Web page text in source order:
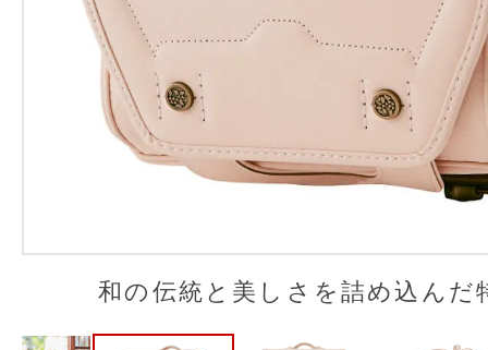
和の伝統と美しさを詰め込んだ